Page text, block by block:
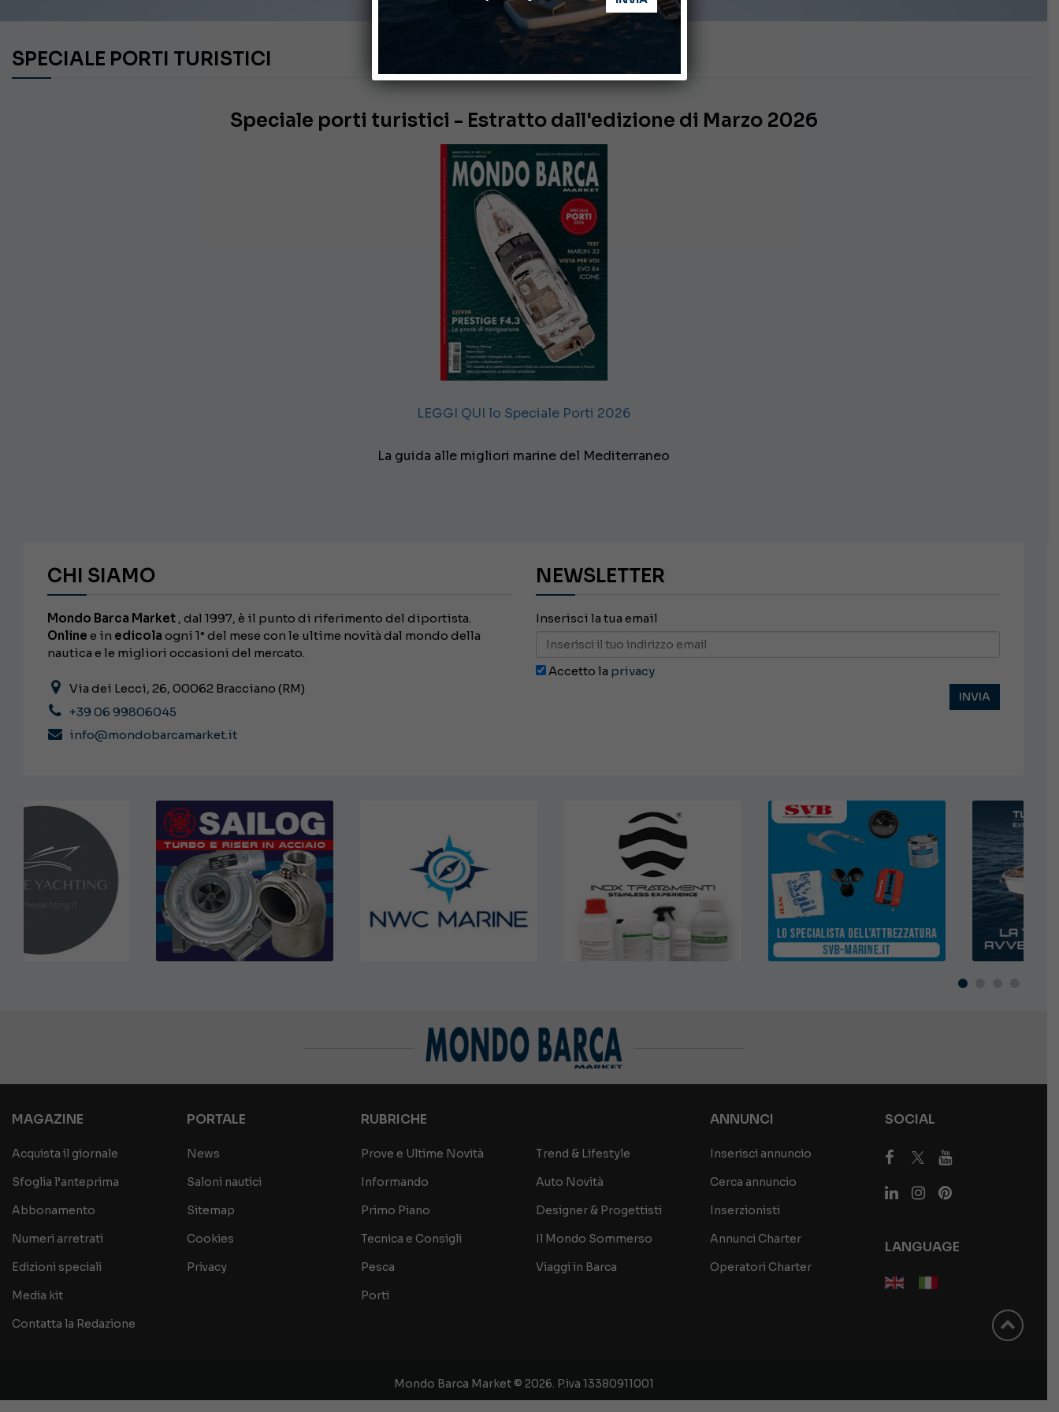
SPECIALE PORTI TURISTICI
Speciale porti turistici - Estratto dall'edizione di Marzo 2026
LEGGI QUI lo Speciale Porti 2026
La guida alle migliori marine del Mediterraneo
CHI SIAMO
Mondo Barca Market , dal 1997, è il punto di riferimento del diportista.
Online e in edicola ogni 1° del mese con le ultime novità dal mondo della
nautica e le migliori occasioni del mercato.
Via dei Lecci, 26, 00062 Bracciano (RM)
+39 06 99806045
info@mondobarcamarket.it
NEWSLETTER
Inserisci la tua email
Accetto la privacy
MAGAZINE
Acquista il giornale
Sfoglia l’anteprima
Abbonamento
Numeri arretrati
Edizioni speciali
Media kit
Contatta la Redazione
PORTALE
News
Saloni nautici
Sitemap
Cookies
Privacy
RUBRICHE
Prove e Ultime Novità
Informando
Primo Piano
Tecnica e Consigli
Pesca
Porti
Trend & Lifestyle
Auto Novità
Designer & Progettisti
Il Mondo Sommerso
Viaggi in Barca
ANNUNCI
Inserisci annuncio
Cerca annuncio
Inserzionisti
Annunci Charter
Operatori Charter
SOCIAL
LANGUAGE
Mondo Barca Market © 2026. P.iva 13380911001